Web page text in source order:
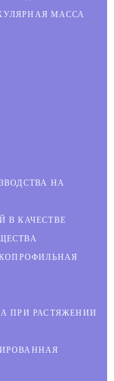
МАССА
НА
В КАЧЕСТВЕ
ПРИ РАСТЯЖЕНИИ